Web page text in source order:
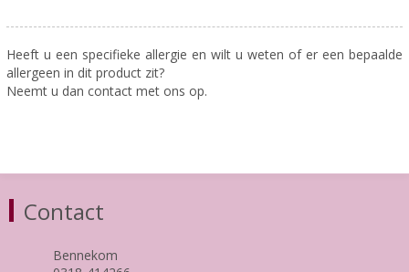
Heeft u een specifieke allergie en wilt u weten of er een bepaalde
allergeen in dit product zit?
Neemt u dan contact met ons op.
Contact
Bennekom